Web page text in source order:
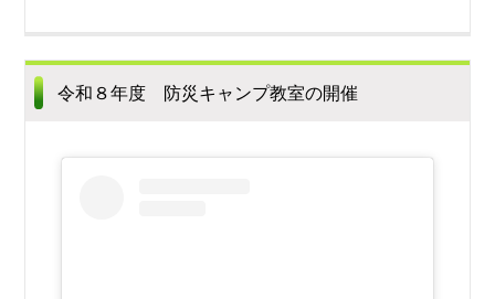
令和８年度 防災キャンプ教室の開催